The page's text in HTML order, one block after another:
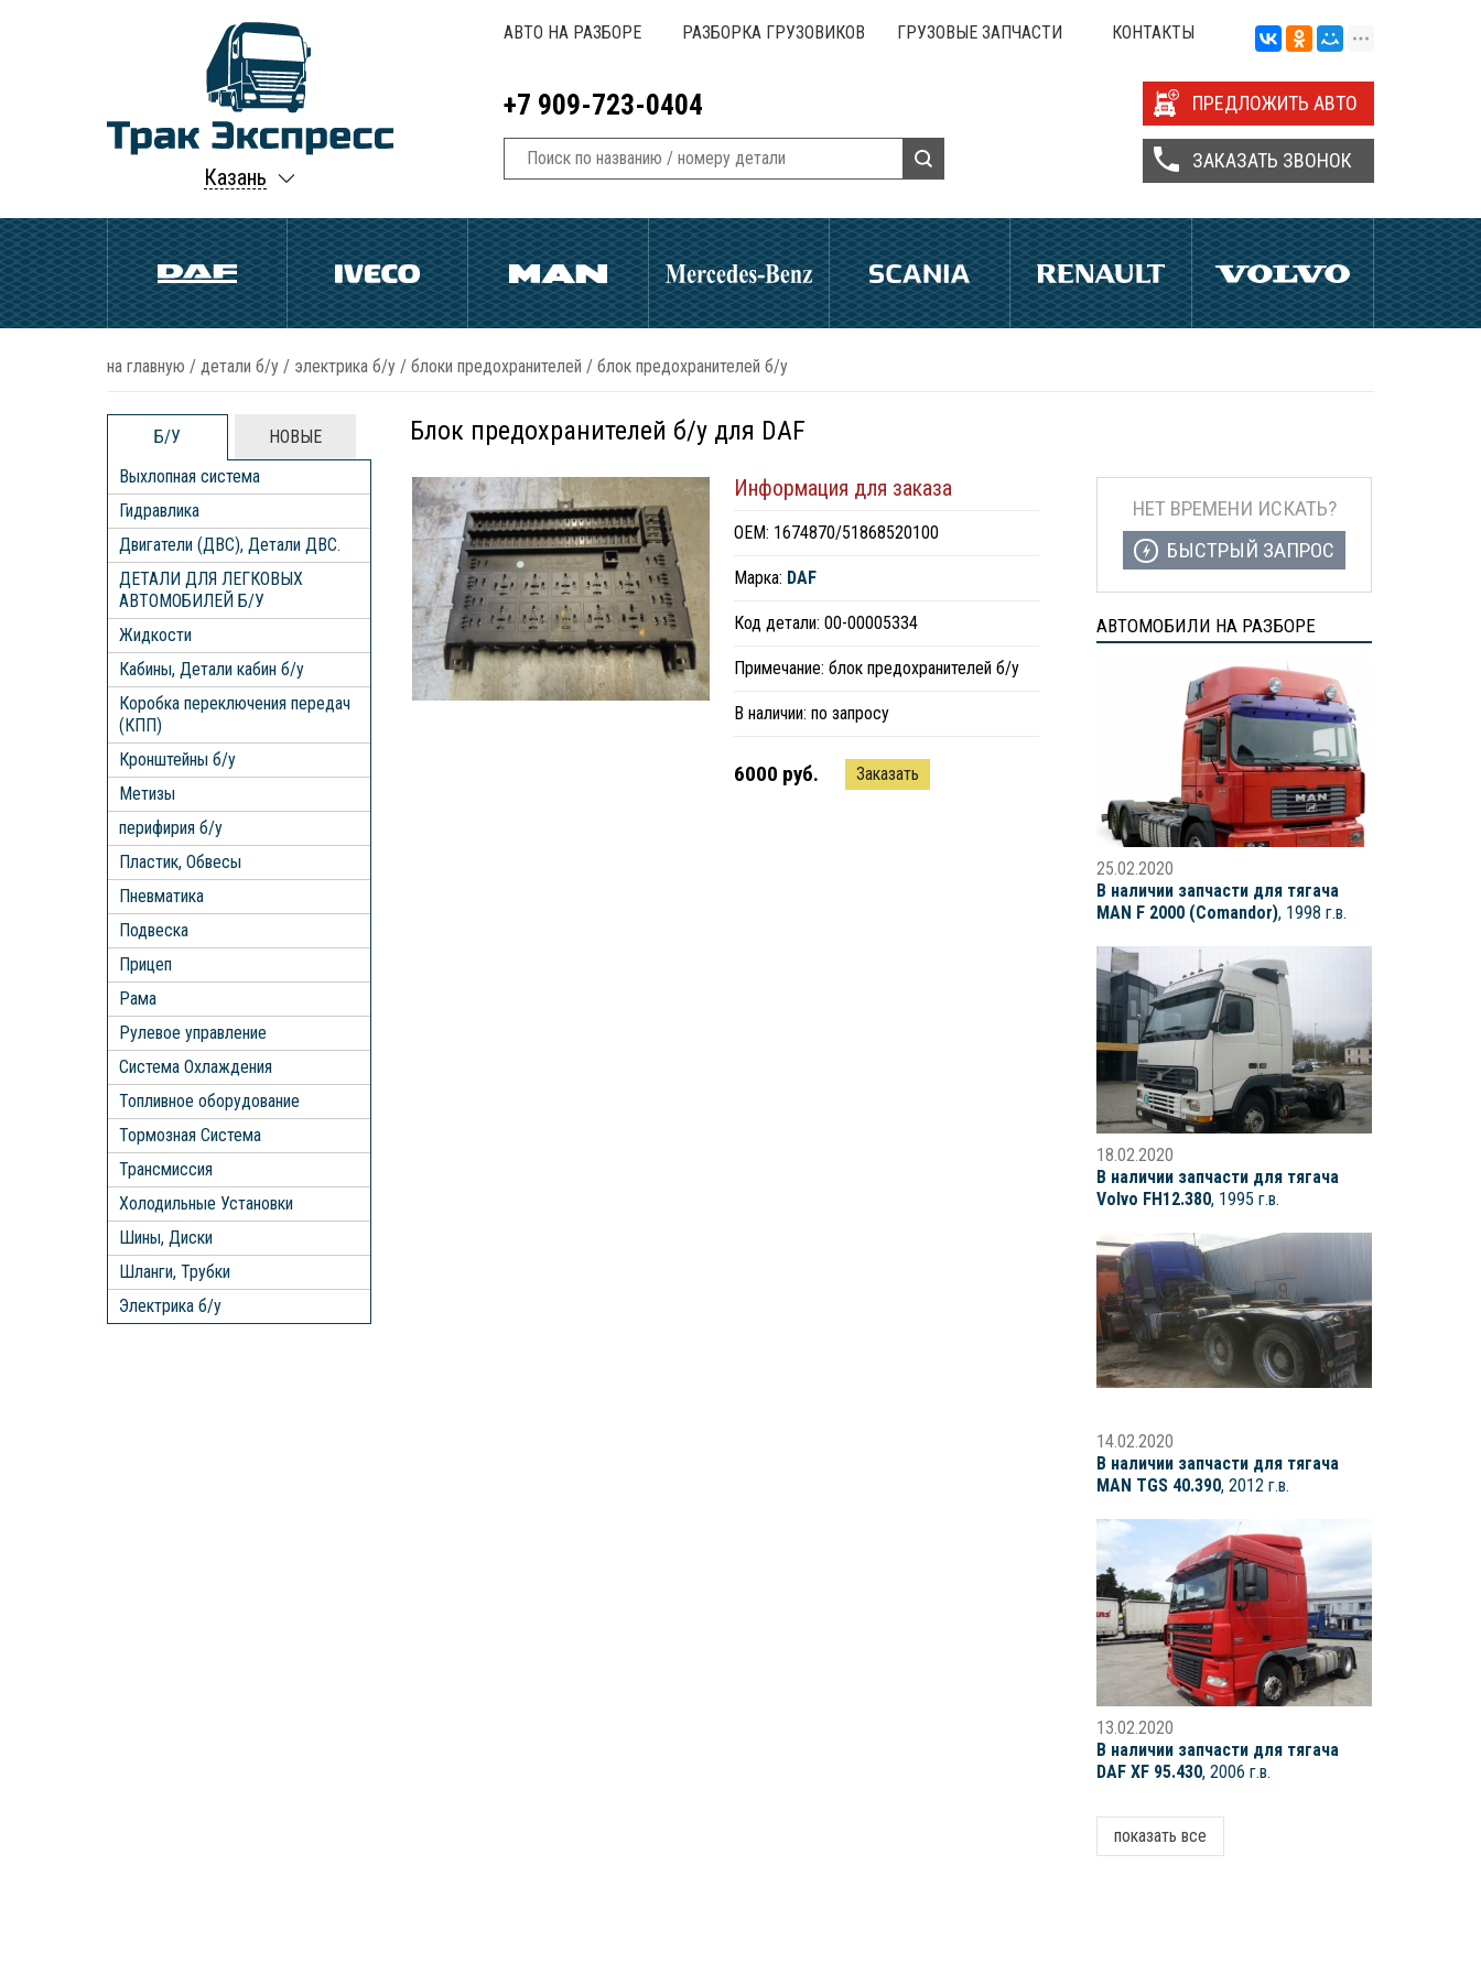
Казань
АВТО НА РАЗБОРЕ РАЗБОРКА ГРУЗОВИКОВ ГРУЗОВЫЕ ЗАПЧАСТИ КОНТАКТЫ
+7 909-723-0404 ПРЕДЛОЖИТЬ АВТО
ЗАКАЗАТЬ ЗВОНОК
на главную / детали б/у / электрика б/у / блоки предохранителей / блок предохранителей б/у
Б/У
НОВЫЕ
Выхлопная система
Гидравлика
Двигатели (ДВС), Детали ДВС.
ДЕТАЛИ ДЛЯ ЛЕГКОВЫХ
АВТОМОБИЛЕЙ Б/У
Жидкости
Кабины, Детали кабин б/у
Коробка переключения передач
(КПП)
Кронштейны б/у
Метизы
перифирия б/у
Пластик, Обвесы
Пневматика
Подвеска
Прицеп
Рама
Рулевое управление
Система Охлаждения
Топливное оборудование
Тормозная Система
Трансмиссия
Холодильные Установки
Шины, Диски
Шланги, Трубки
Электрика б/у
Блок предохранителей б/у для DAF
Информация для заказа
ОЕМ: 1674870/51868520100
Марка: DAF
Код детали: 00-00005334
Примечание: блок предохранителей б/у
В наличии: по запросу
6000 руб. Заказать
НЕТ ВРЕМЕНИ ИСКАТЬ?
БЫСТРЫЙ ЗАПРОС
АВТОМОБИЛИ НА РАЗБОРЕ
25.02.2020
В наличии запчасти для тягача
MAN F 2000 (Comandor), 1998 г.в.
18.02.2020
В наличии запчасти для тягача
Volvo FH12.380, 1995 г.в.
14.02.2020
В наличии запчасти для тягача
MAN TGS 40.390, 2012 г.в.
13.02.2020
В наличии запчасти для тягача
DAF XF 95.430, 2006 г.в.
показать все